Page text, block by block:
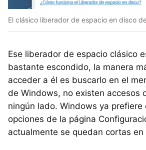
El clásico liberador de espacio en disco
Ese liberador de espacio clásico
bastante escondido, la manera
acceder a él es buscarlo en el
de Windows, no existen accesos
ningún lado. Windows ya prefiere
opciones de la página
actualmente se quedan cortas en